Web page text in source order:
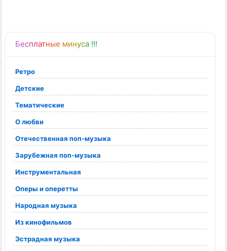
Бесплатные минуса !!!
Ретро
Детские
Тематические
О любви
Отечественная поп-музыка
Зарубежная поп-музыка
Инструментальная
Оперы и оперетты
Народная музыка
Из кинофильмов
Эстрадная музыка